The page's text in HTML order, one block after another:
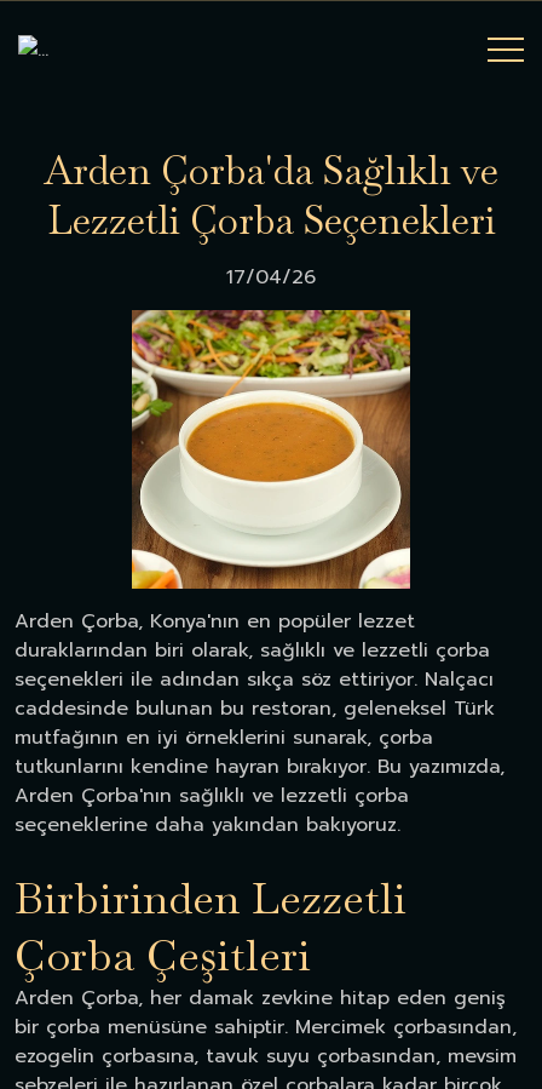
Arden Çorba'da Sağlıklıve
Lezzetli Çorba Seçenekleri
17/04/26
Arden Çorba, Konya'nın en popüler lezzet
duraklarından biri olarak, sağlıklı ve lezzetli çorba
seçenekleri ile adından sıkça söz ettiriyor. Nalçacı
caddesinde bulunan bu restoran, geleneksel Türk
mutfağının en iyi örneklerini sunarak, çorba
tutkunlarını kendine hayran bırakıyor. Bu yazımızda,
Arden Çorba'nın sağlıklı ve lezzetli çorba
seçeneklerine daha yakından bakıyoruz.
Birbirinden Lezzetli
Çorba Çeşitleri
Arden Çorba, her damak zevkine hitap eden geniş
bir çorba menüsüne sahiptir. Mercimek çorbasından,
ezogelin çorbasına, tavuk suyu çorbasından, mevsim